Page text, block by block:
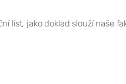
list, jako doklad slouží naše